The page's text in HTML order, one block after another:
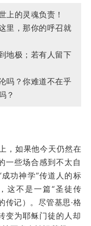
上的灵魂负责！
里，那你的呼召就
地极；若有人留下
吗？你难道不在乎
？
，如果他今天仍然在
一些场合感到不太自
功神学”传道人的标
这不是一篇“圣徒传
传记）。尽管基思·格
变为耶稣门徒的人却